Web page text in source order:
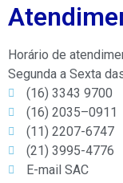
Horário de
Segunda a Sexta
(16) 3343 9700
(16) 2035–0911
(11) 2207-6747
(21) 3995-4776
E-mail SAC